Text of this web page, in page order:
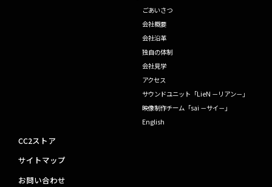
ごあいさつ
会社概要
会社沿革
独自の体制
会社見学
アクセス
サウンドユニット「LieN －リアン－」
映像制作チーム「sai －サイ－」
English
CC2ストア
サイトマップ
お問い合わせ